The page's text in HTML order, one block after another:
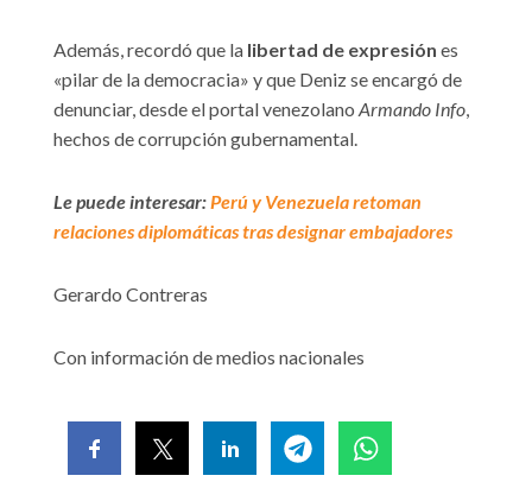
Además, recordó que la libertad de expresión es
«pilar de la democracia» y que Deniz se encargó de
denunciar, desde el portal venezolano Armando Info,
hechos de corrupción gubernamental.
Le puede interesar:Perú y Venezuela retoman
relaciones diplomáticas tras designar embajadores
Gerardo Contreras
Con información de medios nacionales